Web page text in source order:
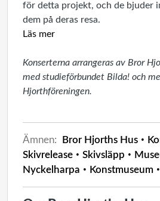
för detta projekt, och de bjuder
dem på deras resa.
Läs mer
Konserterna arrangeras av Bror
med studieförbundet Bilda! och
Hjorthföreningen.
Ämnen: Bror Hjorths Hus
Skivrelease
Skivsläpp
Nyckelharpa
Konstmuseum